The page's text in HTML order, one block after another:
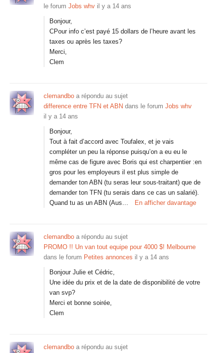
le forum Jobs whv il y a 14 ans
Bonjour,
CPour info c’est payé 15 dollars de l’heure avant les
taxes ou après les taxes?
Merci,
Clem
clemandbo a répondu au sujet
difference entre TFN et ABN dans le forum Jobs whv
il y a 14 ans
Bonjour,
Tout à fait d’accord avec Toufalex, et je vais
compléter un peu la réponse puisqu’on a eu eu le
même cas de figure avec Boris qui est charpentier :en
gros pour les employeurs il est plus simple de
demander ton ABN (tu seras leur sous-traitant) que de
demander ton TFN (tu serais dans ce cas un salarié).
Quand tu as un ABN (Aus…
En afficher davantage
clemandbo a répondu au sujet
PROMO !! Un van tout equipe pour 4000 $! Melbourne
dans le forum Petites annonces il y a 14 ans
Bonjour Julie et Cédric,
Une idée du prix et de la date de disponibilité de votre
van svp?
Merci et bonne soirée,
Clem
clemandbo a répondu au sujet